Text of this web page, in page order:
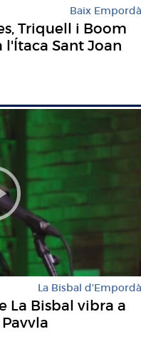
Baix Empordà
Triquell i Boom
l'Ítaca Sant Joan
La Bisbal d'Empordà
La Bisbal vibra a